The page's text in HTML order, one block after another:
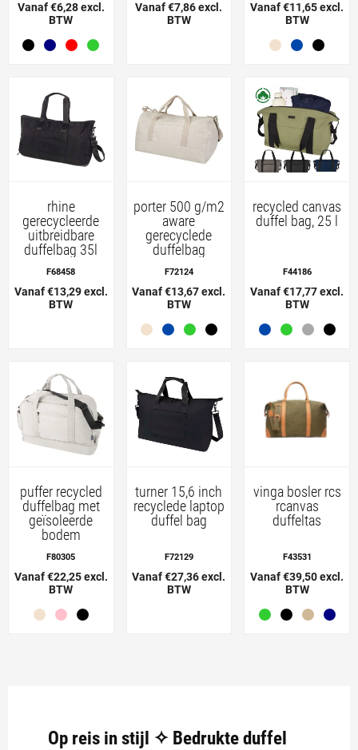
Vanaf €6,28 excl.
BTW
Vanaf €7,86 excl.
BTW
Vanaf €11,65 excl.
BTW
rhine
gerecycleerde
uitbreidbare
duffelbag 35l
F68458
Vanaf €13,29 excl.
BTW
porter 500 g/m2
aware
gerecyclede
duffelbag
F72124
Vanaf €13,67 excl.
BTW
recycled canvas
duffel bag, 25 l
F44186
Vanaf €17,77 excl.
BTW
puffer recycled
duffelbag met
geïsoleerde
bodem
F80305
Vanaf €22,25 excl.
BTW
turner 15,6 inch
recyclede laptop
duffel bag
F72129
Vanaf €27,36 excl.
BTW
vinga bosler rcs
rcanvas
duffeltas
F43531
Vanaf €39,50 excl.
BTW
Op reis in stijl ✧ Bedrukte duffel